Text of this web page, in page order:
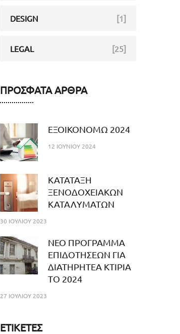
DESIGN [1]
LEGAL [25]
ΠΡΌΣΦΑΤΑ ΆΡΘΡΑ
ΕΞΟΙΚΟΝΟΜΩ 2024
12 ΙΟΥΝΊΟΥ 2024
ΚΑΤΑΤΑΞΗ
ΞΕΝΟΔΟΧΕΙΑΚΩΝ
ΚΑΤΑΛΥΜΑΤΩΝ
30 ΙΟΥΛΊΟΥ 2023
NEO ΠΡΟΓΡΑΜΜΑ
ΕΠΙΔΟΤΗΣΕΩΝ ΓΙΑ
ΔΙΑΤΗΡΗΤΕΑ ΚΤΙΡΙΑ
ΤΟ 2024
27 ΙΟΥΛΊΟΥ 2023
ΕΤΙΚΈΤΕΣ